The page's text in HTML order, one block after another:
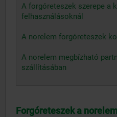
A forgóreteszek szerepe a
felhasználásoknál
A norelem forgóreteszek
A norelem megbízható
szállításában
Forgóreteszek a